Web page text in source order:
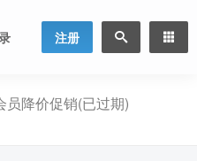
注册
员降价促销(已过期)